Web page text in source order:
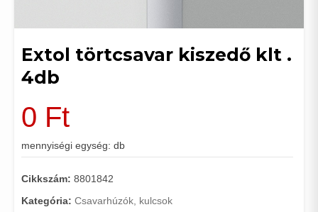
Extol törtcsavar kiszedő klt .
4db
0 Ft
mennyiségi egység: db
Cikkszám: 8801842
Kategória: Csavarhúzók, kulcsok